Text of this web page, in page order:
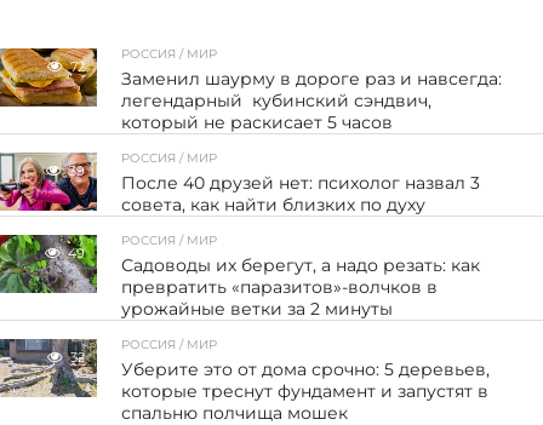
72
РОССИЯ / МИР
Заменил шаурму в дороге раз и навсегда:
легендарный кубинский сэндвич,
который не раскисает 5 часов
39
РОССИЯ / МИР
После 40 друзей нет: психолог назвал 3
совета, как найти близких по духу
49
РОССИЯ / МИР
Садоводы их берегут, а надо резать: как
превратить «паразитов»-волчков в
урожайные ветки за 2 минуты
32
РОССИЯ / МИР
Уберите это от дома срочно: 5 деревьев,
которые треснут фундамент и запустят в
спальню полчища мошек